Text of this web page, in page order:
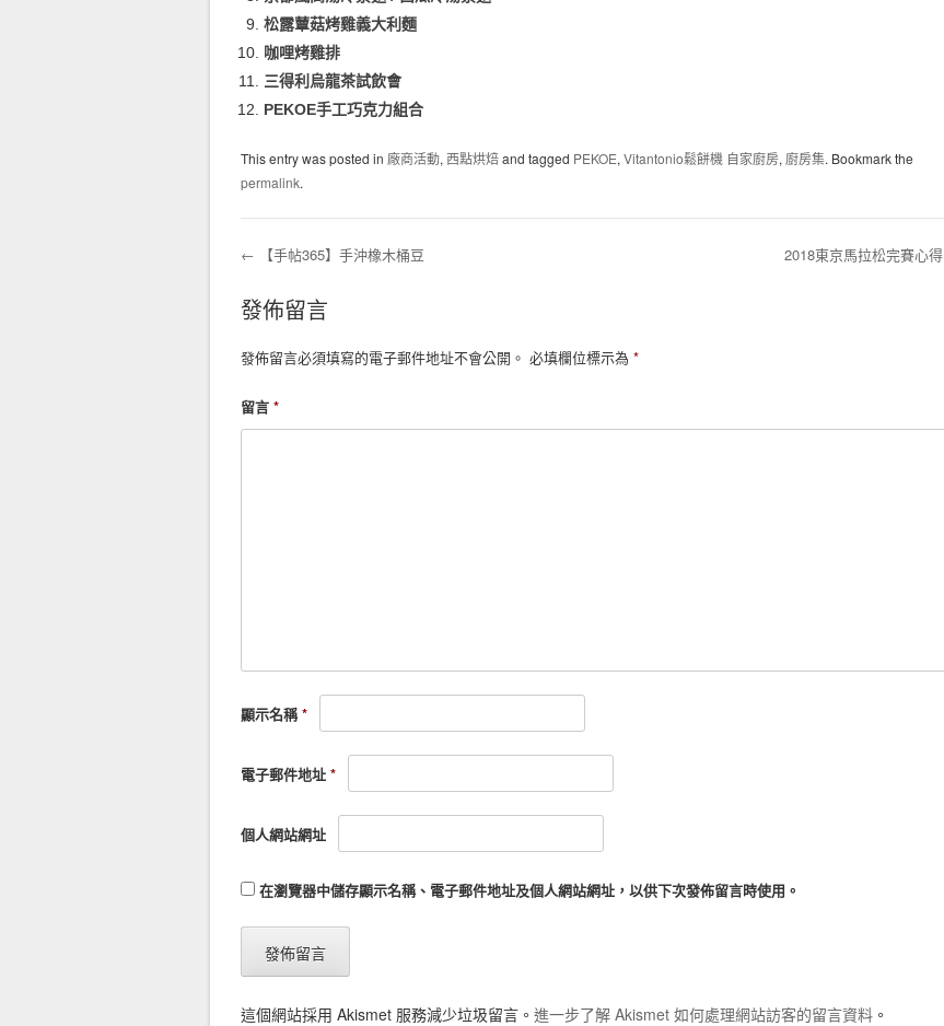
松露蕈菇烤雞義大利麵
咖哩烤雞排
三得利烏龍茶試飲會
PEKOE手工巧克力組合
This entry was posted in 廠商活動, 西點烘焙and tagged PEKOE, Vitantonio鬆餅機 自家廚房, 廚房集. Bookmark the
permalink.
Post navigation
← 【手帖365】手沖橡木桶豆 2018東京馬拉松完賽心得
發佈留言
發佈留言必須填寫的電子郵件地址不會公開。 必填欄位標示為 *
留言 *
顯示名稱*
電子郵件地址 *
個人網站網址
在瀏覽器中儲存顯示名稱、電子郵件地址及個人網站網址，以供下次發佈留言時使用。
這個網站採用 Akismet 服務減少垃圾留言。 進一步了解 Akismet 如何處理網站訪客的留言資料 。